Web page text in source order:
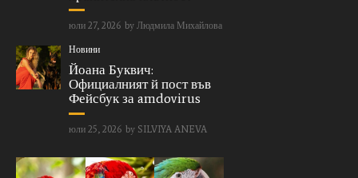
юли 27, 2026 by Людмила Михайлова
Новини
Йоана Буквич:
Официалният й пост във
Фейсбук за amdovirus
юли 25, 2026 by SILVIYA ANEVA